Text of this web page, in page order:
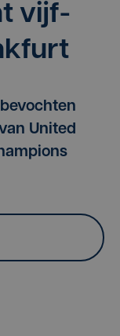
vijf­
United